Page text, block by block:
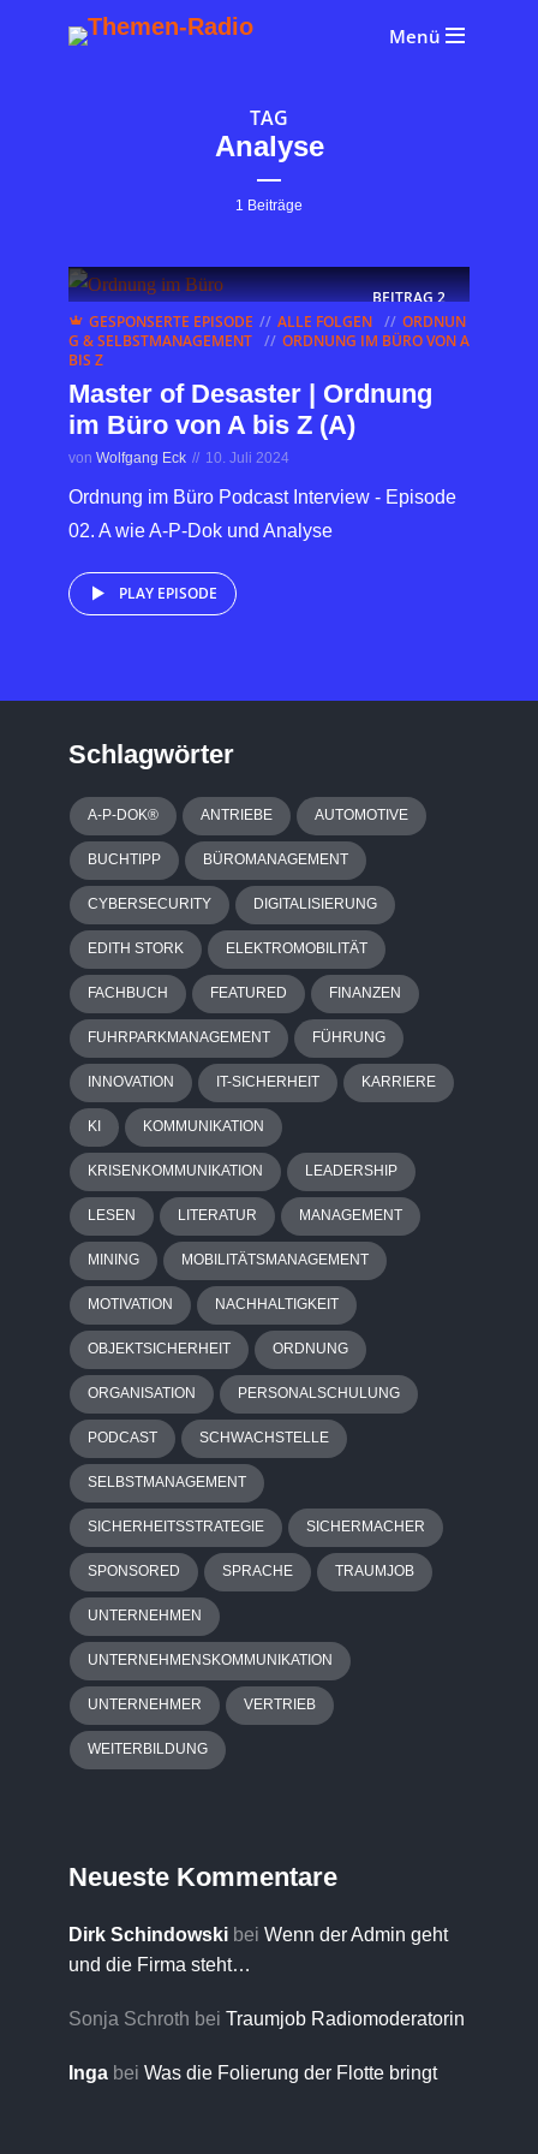
Menü
TAG
Analyse
1 Beiträge
BEITRAG2
GESPONSERTE EPISODE
ALLE FOLGEN
ORDNUN
G & SELBSTMANAGEMENT
ORDNUNG IM BÜRO VON A
BIS Z
Master of Desaster | Ordnung
im Büro von A bis Z (A)
von Wolfgang Eck 10. Juli 2024
Ordnung im Büro Podcast Interview - Episode
02. A wie A-P-Dok und Analyse
PLAY EPISODE
Schlagwörter
A-P-DOK® ANTRIEBE AUTOMOTIVE
BUCHTIPP BÜROMANAGEMENT
CYBERSECURITY DIGITALISIERUNG
EDITH STORK ELEKTROMOBILITÄT
FACHBUCH FEATURED FINANZEN
FUHRPARKMANAGEMENT FÜHRUNG
INNOVATION IT-SICHERHEIT KARRIERE
KI KOMMUNIKATION
KRISENKOMMUNIKATION LEADERSHIP
LESEN LITERATUR MANAGEMENT
MINING MOBILITÄTSMANAGEMENT
MOTIVATION NACHHALTIGKEIT
OBJEKTSICHERHEIT ORDNUNG
ORGANISATION PERSONALSCHULUNG
PODCAST SCHWACHSTELLE
SELBSTMANAGEMENT
SICHERHEITSSTRATEGIE SICHERMACHER
SPONSORED SPRACHE TRAUMJOB
UNTERNEHMEN
UNTERNEHMENSKOMMUNIKATION
UNTERNEHMER VERTRIEB
WEITERBILDUNG
Neueste Kommentare
Dirk Schindowski bei Wenn der Admin geht
und die Firma steht…
Sonja Schroth bei Traumjob Radiomoderatorin
Inga bei Was die Folierung der Flotte bringt